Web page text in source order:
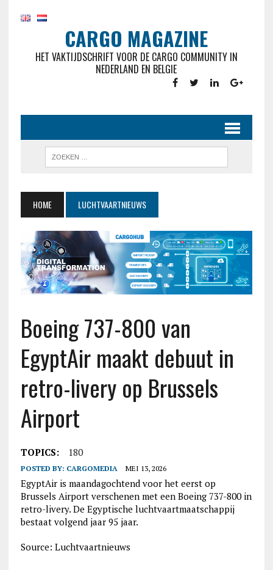
CARGO MAGAZINE
HET VAKTIJDSCHRIFT VOOR DE CARGO COMMUNITY IN
NEDERLAND EN BELGIE
HOME LUCHTVAARTNIEUWS
Boeing 737-800 van
EgyptAir maakt debuut in
retro-livery op Brussels
Airport
TOPICS: 180
POSTED BY: CARGOMEDIA MEI 13, 2026
EgyptAir is maandagochtend voor het eerst op
Brussels Airport verschenen met een Boeing 737-800 in
retro-livery. De Egyptische luchtvaartmaatschappij
bestaat volgend jaar 95 jaar.
Source: Luchtvaartnieuws